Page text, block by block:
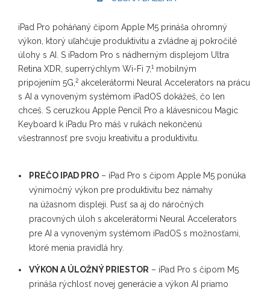
iPad Pro poháňaný čipom Apple M5 prináša ohromný
výkon, ktorý uľahčuje produktivitu a zvládne aj pokročilé
úlohy s AI. S iPadom Pro s nádherným displejom Ultra
Retina XDR, superrýchlym Wi-Fi 7,1mobilným
pripojením 5G, 2 akcelerátormi Neural Accelerators na prácu
s AI a vynoveným systémom iPadOS dokážeš, čo len
chceš. S ceruzkou Apple Pencil Pro a klávesnicou Magic
Keyboard k iPadu Pro máš v rukách nekončenú
všestrannosť pre svoju kreativitu a produktivitu.
PREČO IPAD PRO – iPad Pro s čipom Apple M5 ponúka
výnimočný výkon pre produktivitu bez námahy
na úžasnom displeji. Pusť sa aj do náročných
pracovných úloh s akcelerátormi Neural Accelerators
pre AI a vynoveným systémom iPadOS s možnosťami,
ktoré menia pravidlá hry.
VÝKON A ÚLOŽNÝ PRIESTOR – iPad Pro s čipom M5
prináša rýchlosť novej generácie a výkon AI priamo